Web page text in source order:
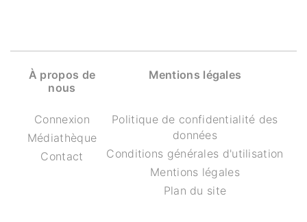
À propos de
nous
Connexion
Médiathèque
Contact
Mentions légales
Politique de confidentialité des
données
Conditions générales d'utilisation
Mentions légales
Plan du site